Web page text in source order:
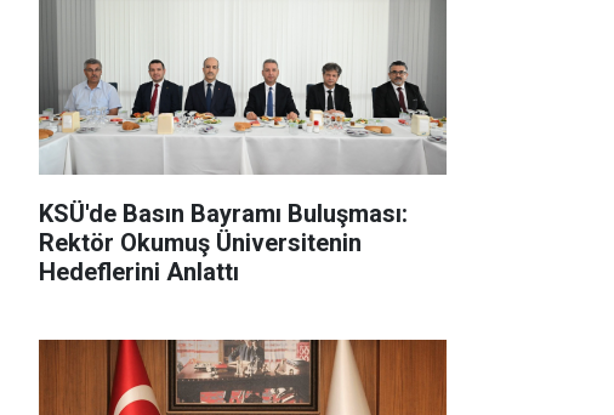
KSÜ'de Basın Bayramı Buluşması:
Rektör Okumuş Üniversitenin
Hedeflerini Anlattı